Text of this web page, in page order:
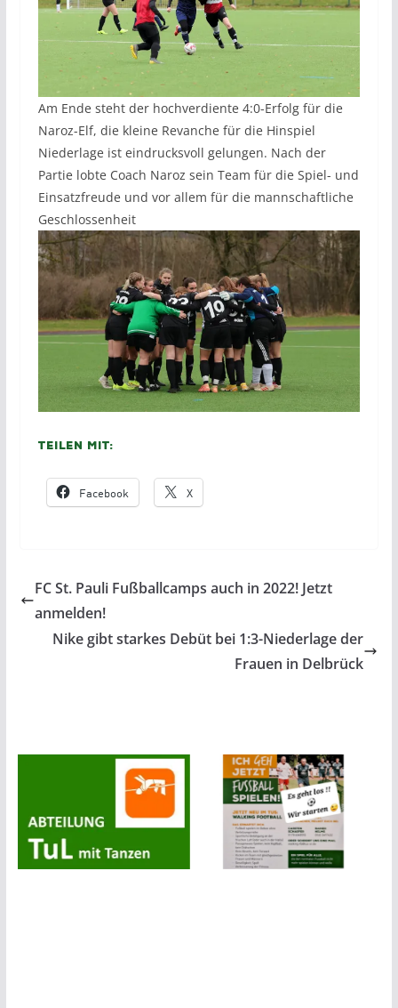
Am Ende steht der hochverdiente 4:0-Erfolg für die
Naroz-Elf, die kleine Revanche für die Hinspiel
Niederlage ist eindrucksvoll gelungen. Nach der
Partie lobte Coach Naroz sein Team für die Spiel- und
Einsatzfreude und vor allem für die mannschaftliche
Geschlossenheit
Teilen mit:
Facebook X
FC St. Pauli Fußballcamps auch in 2022! Jetzt
anmelden!
Nike gibt starkes Debüt bei 1:3-Niederlage der
Frauen in Delbrück